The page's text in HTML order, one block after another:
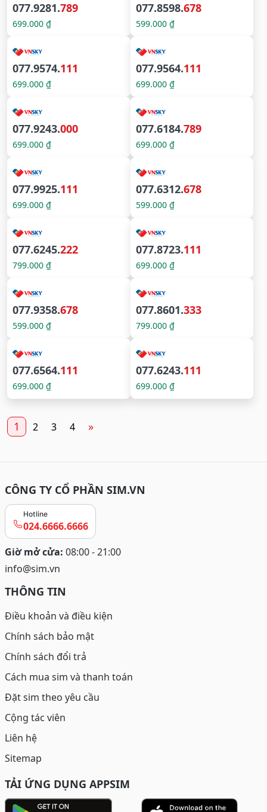
077.9281.789
699.000 ₫
077.8598.678
599.000 ₫
077.9574.111
699.000 ₫
077.9564.111
699.000 ₫
077.9243.000
699.000 ₫
077.6184.789
699.000 ₫
077.9925.111
699.000 ₫
077.6312.678
599.000 ₫
077.6245.222
799.000 ₫
077.8723.111
699.000 ₫
077.9358.678
599.000 ₫
077.8601.333
799.000 ₫
077.6564.111
699.000 ₫
077.6243.111
699.000 ₫
1 2 3 4 »
CÔNG TY CỔ PHẦN SIM.VN
Hotline
024.6666.6666
Giờ mở cửa: 08:00 - 21:00
info@sim.vn
THÔNG TIN
Điều khoản và điều kiện
Chính sách bảo mật
Chính sách đổi trả
Cách mua sim và thanh toán
Đặt sim theo yêu cầu
Cộng tác viên
Liên hệ
Sitemap
TẢI ỨNG DỤNG APPSIM